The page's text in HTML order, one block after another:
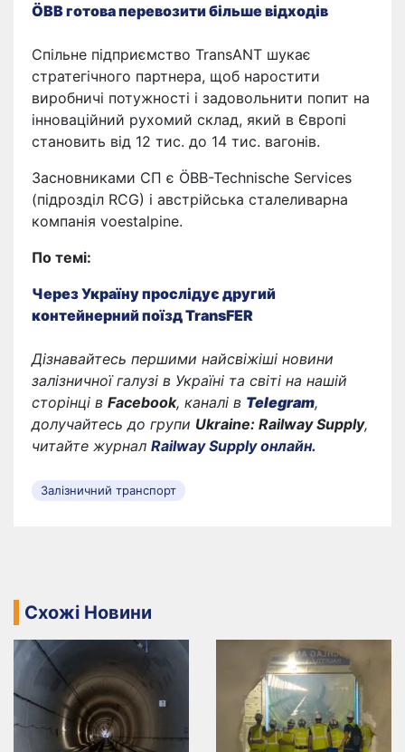
ÖBB готова перевозити більше відходів
Спільне підприємство TransANT шукає
стратегічного партнера, щоб наростити
виробничі потужності і задовольнити попит на
інноваційний рухомий склад, який в Європі
становить від 12 тис. до 14 тис. вагонів.
Засновниками СП є ÖBB-Technische Services
(підрозділ RCG) і австрійська сталеливарна
компанія voestalpine.
По темі:
Через Україну прослідує другий
контейнерний поїзд TransFER
Дізнавайтесь першими найсвіжіші новини
залізничної галузі в Україні та світі на нашій
сторінці в Facebook, каналі в Telegram,
долучайтесь до групи Ukraine: Railway Supply,
читайте журнал Railway Supply онлайн.
Залізничний транспорт
Схожі Новини